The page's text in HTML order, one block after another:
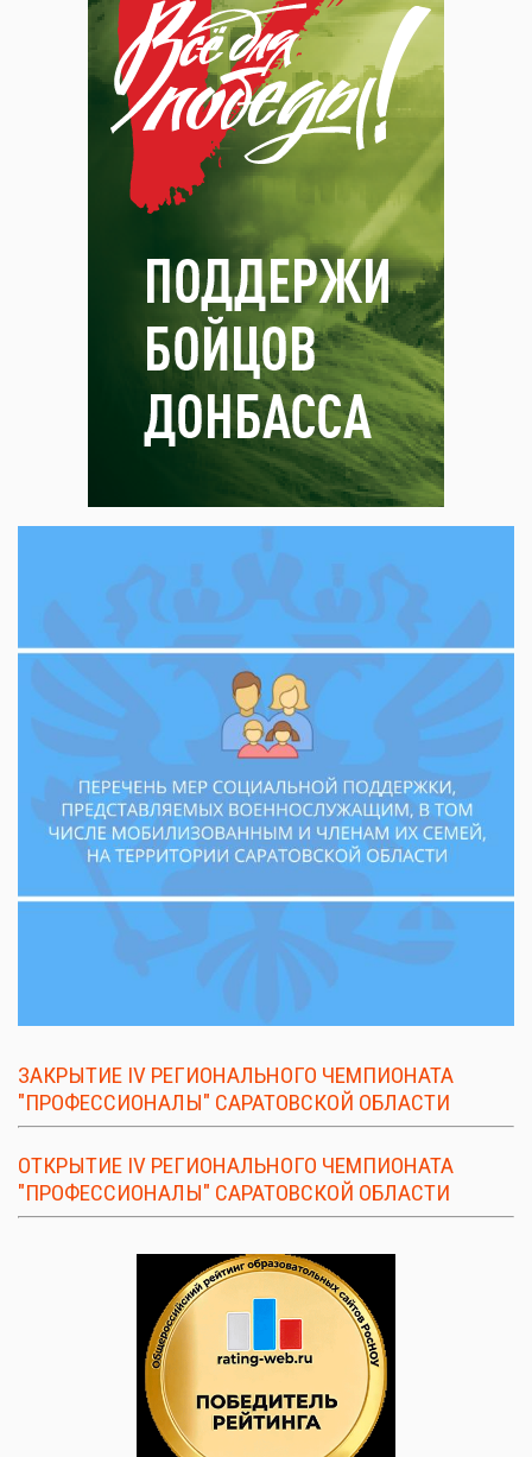
ЗАКРЫТИЕ IV РЕГИОНАЛЬНОГО ЧЕМПИОНАТА
"ПРОФЕССИОНАЛЫ" САРАТОВСКОЙ ОБЛАСТИ
ОТКРЫТИЕ IV РЕГИОНАЛЬНОГО ЧЕМПИОНАТА
"ПРОФЕССИОНАЛЫ" САРАТОВСКОЙ ОБЛАСТИ